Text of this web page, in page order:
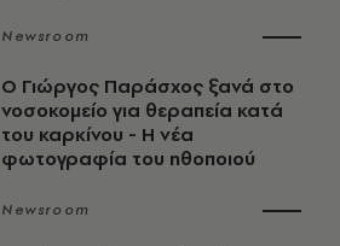
Newsroom
O Γιώργος Παράσχος ξανά στο
νοσοκομείο για θεραπεία κατά
του καρκίνου - Η νέα
φωτογραφία του ηθοποιού
Newsroom